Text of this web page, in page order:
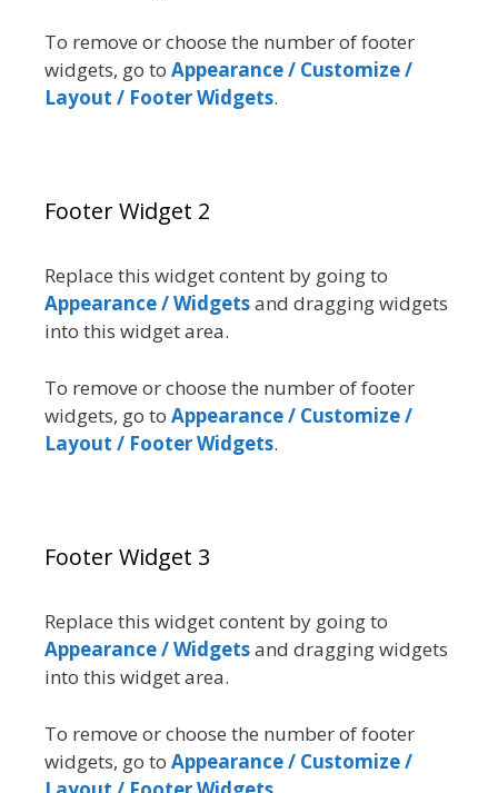
To remove or choose the number of footer
widgets, go to Appearance / Customize /
Layout / Footer Widgets.
Footer Widget 2
Replace this widget content by going to
Appearance / Widgetsand dragging widgets
into this widget area.
To remove or choose the number of footer
widgets, go to Appearance / Customize /
Layout / Footer Widgets.
Footer Widget 3
Replace this widget content by going to
Appearance / Widgetsand dragging widgets
into this widget area.
To remove or choose the number of footer
widgets, go to Appearance / Customize /